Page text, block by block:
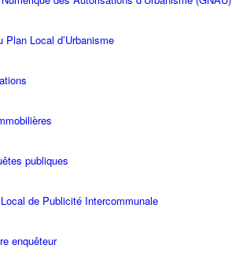
Plan Local d’Urbanisme
publiques
de Publicité Intercommunale
enquêteur